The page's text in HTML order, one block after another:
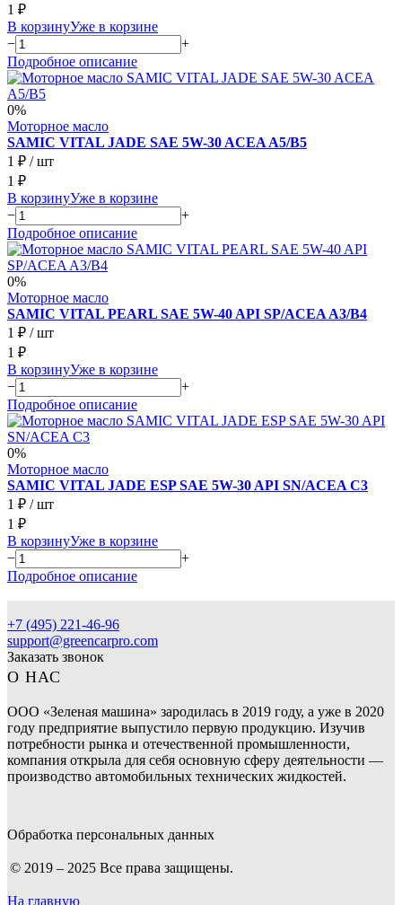
1 ₽
В корзинуУже в корзине
−
+
Подробное описание
0%
Моторное масло
SAMIC VITAL JADE SAE 5W-30 ACEA A5/B5
1 ₽ / шт
1 ₽
В корзинуУже в корзине
−
+
Подробное описание
0%
Моторное масло
SAMIC VITAL PEARL SAE 5W-40 API SP/ACEA A3/B4
1 ₽ / шт
1 ₽
В корзинуУже в корзине
−
+
Подробное описание
0%
Моторное масло
SAMIC VITAL JADE ESP SAE 5W-30 API SN/ACEA C3
1 ₽ / шт
1 ₽
В корзинуУже в корзине
−
+
Подробное описание
+7 (495) 221-46-96
support@greencarpro.com
Заказать звонок
О НАС
ООО «Зеленая машина» зародилась в 2019 году, а уже в 2020
году предприятие выпустило первую продукцию. Изучив
потребности рынка и отечественной промышленности,
компания открыла для себя основную сферу деятельности —
производство автомобильных технических жидкостей.
Обработка персональных данных
© 2019 – 2025 Все права защищены.
На главную